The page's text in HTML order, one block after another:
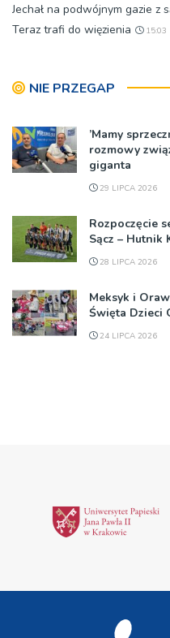
Jechał na podwójnym gazie z
Teraz trafi do więzienia
15:03
NIE PRZEGAP
’Mamy
rozmowy
giganta
29 LIPCA 2026
Rozpoczęcie
Sącz – Hutnik
28 LIPCA 2026
Meksyk i
Święta Dzieci
24 LIPCA 2026